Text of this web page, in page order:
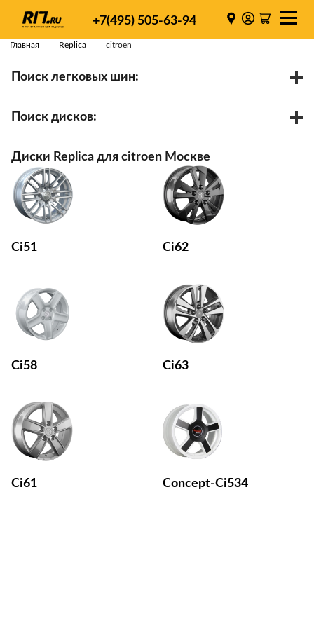
+7(495) 505-63-94
Главная Replica citroen
Поиск легковых шин:
Поиск дисков:
ET
Ступица
Найти
Диски Replica для citroen Москве
Ci51
Ci58
Ci61
Ci62
Ci63
Concept-Ci534